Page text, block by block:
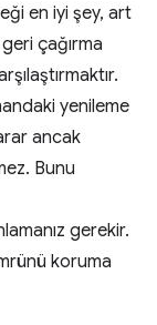
en iyi şey, art
geri çağırma
yenileme
ancak
Bunu
gerekir.
koruma